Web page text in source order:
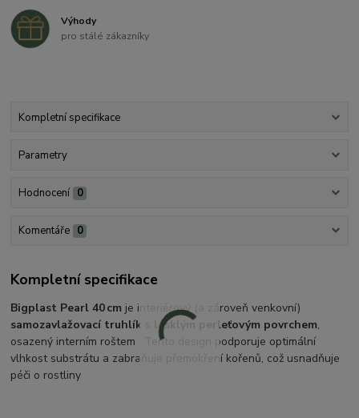
Výhody
pro stálé zákazníky
Kompletní specifikace
Parametry
Hodnocení 0
Komentáře 0
Kompletní specifikace
Bigplast Pearl 40 cm je interiérový (a zároveň venkovní)
samozavlažovací truhlík
lesklým perleťovým povrchem,
osazený interním roštem . Tento design podporuje optimální
vlhkost substrátu a zabraňuje přemokření kořenů, což usnadňuje
péči o rostliny